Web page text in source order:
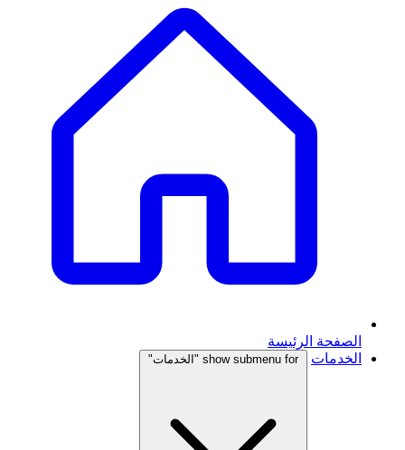
الصفحة الرئيسة
الخدمات
show submenu for "الخدمات"